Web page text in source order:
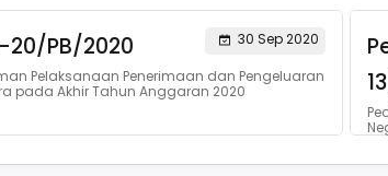
20/PB/2020
30 Sep 2020
Pelaksanaan Penerimaan dan Pengeluaran
pada Akhir Tahun Anggaran 2020